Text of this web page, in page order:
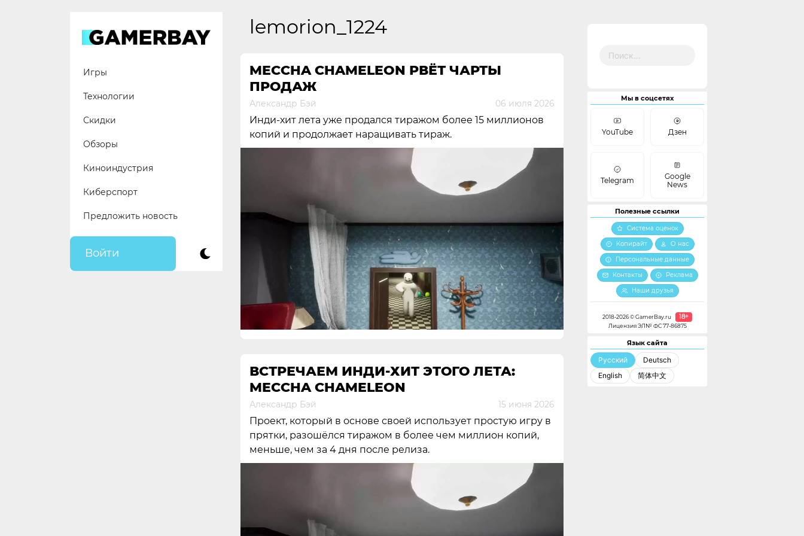
Игры
Технологии
Скидки
Обзоры
Киноиндустрия
Киберспорт
Предложить новость
Войти
lemorion_1224
MECCHA CHAMELEON РВЁТ ЧАРТЫ
ПРОДАЖ
Александр Бэй 06 июля 2026
Инди-хит лета уже продался тиражом более 15 миллионов
копий и продолжает наращивать тираж.
ВСТРЕЧАЕМ ИНДИ-ХИТ ЭТОГО ЛЕТА:
MECCHA CHAMELEON
Александр Бэй 15 июня 2026
Проект, который в основе своей использует простую игру в
прятки, разошёлся тиражом в более чем миллион копий,
меньше, чем за 4 дня после релиза.
Мы в соцсетях
YouTube Дзен
Telegram
Google
News
Полезные ссылки
Система оценок
Копирайт
О нас
Персональные данные
Контакты
Реклама
Наши друзья
2018-2026 © GamerBay.ru 18+
Лицензия ЭЛ№ ФС 77-86875
Язык сайта
Русский
Deutsch
English
简体中文